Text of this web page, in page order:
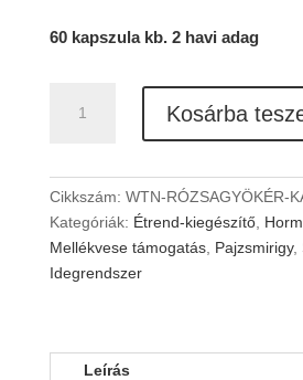
60 kapszula kb. 2 havi adag
RÓZSAGYÖKÉR
ELLEN
mennyiség
Kosárba
Cikkszám: WTN-RÓZSAGYÖKÉR-
Kategóriák: Étrend-kiegészítő,
Mellékvese támogatás, Pajzsmirigy,
Idegrendszer
Leírás